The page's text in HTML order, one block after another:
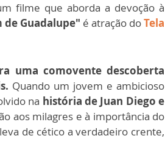
filme que aborda a devoção à
de Guadalupe" é atração doTela
uma comovente descoberta
Quando um jovem e ambicioso
na história de Juan Diego e
aos milagres e à importância do
de cético a verdadeiro crente,